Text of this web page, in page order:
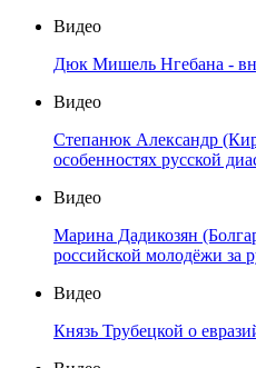
Видео
Дюк Мишель Нгебана -
Видео
Степанюк Александр
особенностях русской
Видео
Марина Дадикозян
российской молодёжи за
Видео
Князь Трубецкой о